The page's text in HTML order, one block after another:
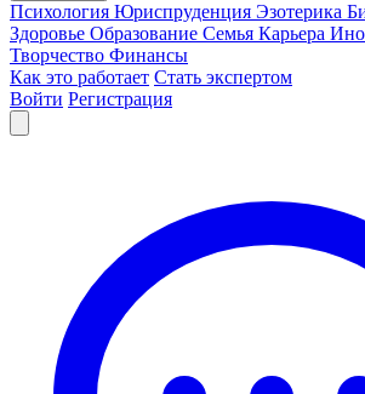
Психология Юриспруденция Эзотерика
Здоровье Образование Семья Карьера
Творчество Финансы
Как это работает Стать экспертом
Войти Регистрация